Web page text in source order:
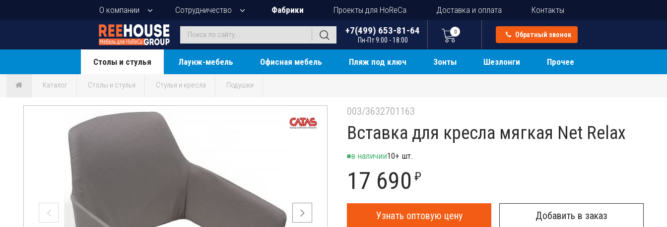
О компании Сотрудничество Фабрики Проекты для HoReCa Доставка и оплата Контакты
+7(499) 653-81-64
Пн-Пт 9:00 - 18:00
0 Обратный звонок
Столы и стулья Лаунж-мебель Офисная мебель Пляж под ключ Зонты Шезлонги Прочее
Каталог Столы и стулья Стулья и кресла Подушки
003/3632701163
Вставка для кресла мягкая Net Relax
в наличии10+ шт.
17 690 ₽
Узнать оптовую цену Добавить в заказ